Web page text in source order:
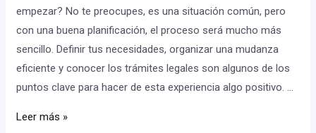
empezar? No te preocupes, es una situación común, pero
con una buena planificación, el proceso será mucho más
sencillo. Definir tus necesidades, organizar una mudanza
eficiente y conocer los trámites legales son algunos de los
puntos clave para hacer de esta experiencia algo positivo. …
Leer más »